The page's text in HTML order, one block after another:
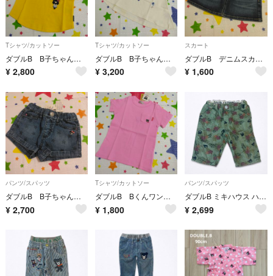
Tシャツ/カットソー
ダブルB B子ちゃんスターダストTシャツ 90cm 日本製 ミキハウス
¥ 2,800
Tシャツ/カットソー
ダブルB B子ちゃんシャボン玉Tシャツ 90cm 日本製 ミキハウス
¥ 3,200
スカート
ダブルB デニムスカート 90cm ミキハウス
¥ 1,600
パンツ/スパッツ
ダブルB B子ちゃん星柄ショートパンツ 90cm ミキハウス
¥ 2,700
Tシャツ/カットソー
ダブルB Bくんワンポイント半袖Tシャツ ピンク100cm ミキハウス
¥ 1,800
パンツ/スパッツ
ダブルB ミキハウス ハーフパンツ 110cm カーキ 麻 ハイビスカス 総柄
¥ 2,699